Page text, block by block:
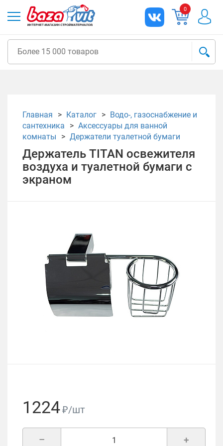
0
Главная Каталог
Водо-, газоснабжение и
сантехника
Аксессуары для ванной
комнаты
Держатели туалетной бумаги
Держатель TITAN освежителя
воздуха и туалетной бумаги с
экраном
1224₽/шт
+
–